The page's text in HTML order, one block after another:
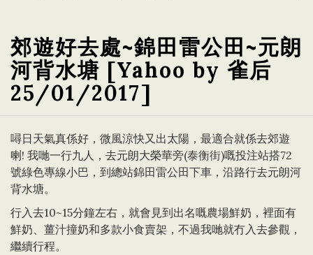
郊遊好去處~錦田雷公田~元朗
河背水塘 [Yahoo by 雀后
25/01/2017]
噚日天氣真係好，微風涼快又出太陽，最適合就係去郊遊
喇! 我哋一行九人，去元朗大榮華旁(泰衡街)嘅投注站搭72
號綠色專線小巴，到總站錦田雷公田下車，沿路行去元朗河
背水塘。
行入去10~15分鐘左右，就會見到出名嘅農場鮮奶，裡面有
鮮奶、薑汁撞奶和多款小食賣架，不過我哋就冇入去參觀，
繼續行程。